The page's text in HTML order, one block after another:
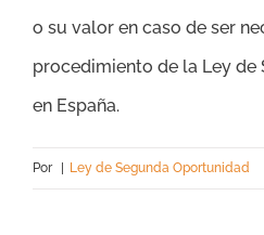
o su valor en caso de ser
procedimiento de la Ley de
en España.
Por | Ley de Segunda Oportunidad